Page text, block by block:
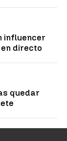
influencer
directo
quedar